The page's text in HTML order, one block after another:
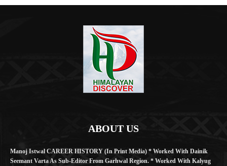
ABOUT US
Manoj Istwal CAREER HISTORY (in Print Media) * Worked With Dainik
Seemant Varta As Sub-Editor From Garhwal Region. * Worked With Kalyug